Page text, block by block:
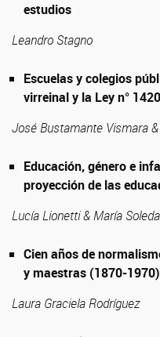
estudios
Leandro Stagno
Escuelas y colegios
virreinal y la Ley n° 1420
José Bustamante Vismara
Educación, género e
proyección de las
Lucía Lionetti & María
Cien años de
y maestras (1870-1970)
Laura Graciela Rodríguez